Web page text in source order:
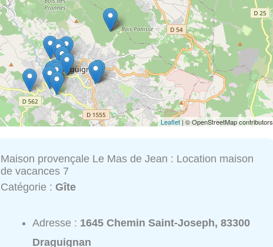
Leaflet | © OpenStreetMap contributors
Maison provençale Le Mas de Jean : Location maison
de vacances 7
Catégorie :Gîte
Adresse : 1645 Chemin Saint-Joseph, 83300
Draguignan